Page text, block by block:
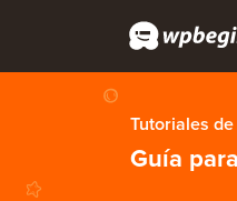
Tutoriales
Guía